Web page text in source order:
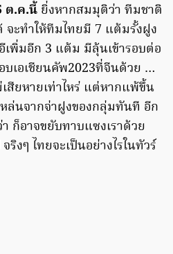
ต.ค.นี้ ยิ่งหากสมมุติว่า ทีมชาติ
จะทำให้ทีมไทยมี 7 แต้มรั้งฝูง
พิ่มอีก 3 แต้ม มีลุ้นเข้ารอบต่อ
บเอเชียนคัพ2023ที่จีนด้วย …
สียหายเท่าไหร่ แต่หากแพ้ขึ้น
ล่นจากจ่าฝูงของกลุ่มทันที อีก
ก็อาจขยับทาบแซงเราด้วย
งๆ ไทยจะเป็นอย่างไรในทัวร์